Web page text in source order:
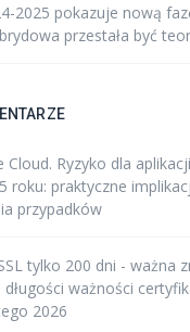
2025 pokazuje nową
przestała być
Cloud. Ryzyko dla
roku: praktyczne
przypadków
tylko 200 dni - ważna
ważności
2026